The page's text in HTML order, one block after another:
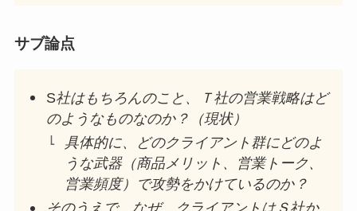
サブ論点
S社はもちろんのこと、Ｔ社の営業戦略はど
のようなものなのか？（現状）
具体的に、どのクライアント群にどのよ
うな武器（商品メリット、営業トーク、
営業頻度）で攻勢をかけているのか？